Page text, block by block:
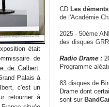
était
de
de Galbert
Palais à
c'est un
retourner à
CD Les déments
de l'Académie
2025 - 50ème
des disques
Radio Drame :
Programme
83 disques de
Drame dont
sont sur